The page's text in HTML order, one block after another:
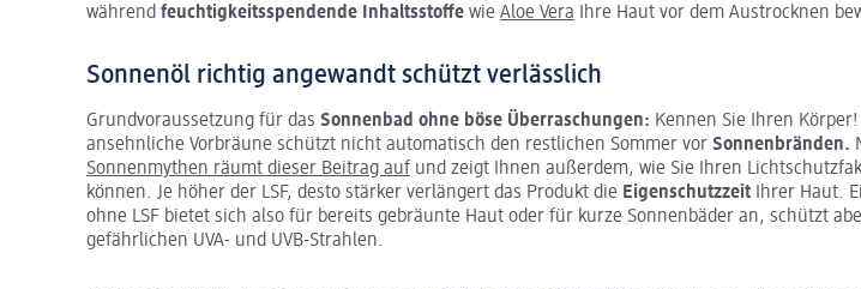
während feuchtigkeitsspendende Inhaltsstoffe wie Aloe Vera Ihre Haut vor dem Austrocknen
Sonnenöl richtig angewandt schützt verlässlich
Grundvoraussetzung für das Sonnenbad ohne böse Überraschungen: Kennen Sie Ihren
ansehnliche Vorbräune schützt nicht automatisch den restlichen Sommer vor Sonnenbränden.
Sonnenmythen räumt dieser Beitrag auf und zeigt Ihnen außerdem, wie Sie Ihren
können. Je höher der LSF, desto stärker verlängert das Produkt die Eigenschutzzeit Ihrer Haut.
ohne LSF bietet sich also für bereits gebräunte Haut oder für kurze Sonnenbäder an, schützt
gefährlichen UVA- und UVB-Strahlen.